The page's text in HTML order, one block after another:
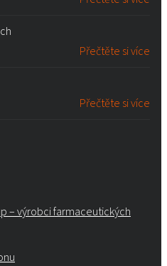
Přečtěte si více
Přečtěte si více
– výrobci farmaceutických